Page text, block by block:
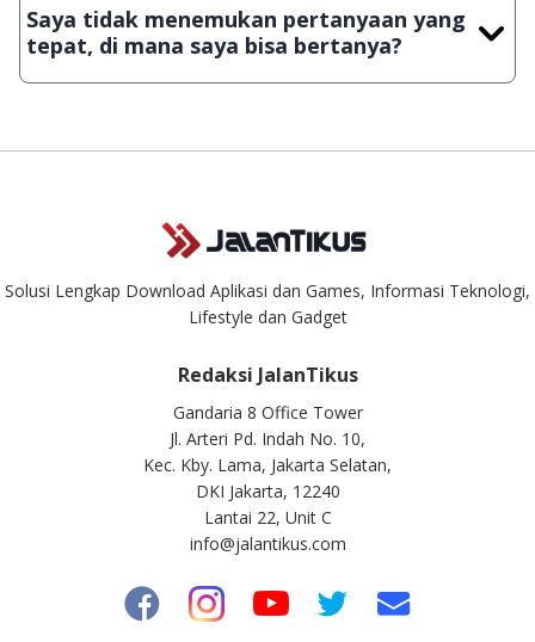
download secara manual, sehingga kuota sebesar ribuan
aplikasi & games tidak dapat tercapai dalam waktu yang
singkat.
Saya tidak menemukan pertanyaan yang
tepat, di mana saya bisa bertanya?
Kami dengan senang hati menjawab setiap pertanyaan yang
Solusi Lengkap Download Aplikasi dan Games, Informasi Teknologi,
Lifestyle dan Gadget
Redaksi JalanTikus
Gandaria 8 Office Tower
Jl. Arteri Pd. Indah No. 10,
Kec. Kby. Lama, Jakarta Selatan,
DKI Jakarta, 12240
Lantai 22, Unit C
info@jalantikus.com